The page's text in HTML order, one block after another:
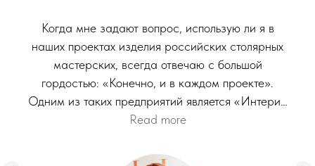
Когда мне задают вопрос, использую ли я в
наших проектах изделия российских столярных
мастерских, всегда отвечаю с большой
гордостью: «Конечно, и в каждом проекте».
Одним из таких предприятий является «Интерио
Гранд», производство, с которым сделан не один
проектами нашей дизайн - студии, хорошо
Read more